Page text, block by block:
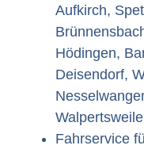
Aufkirch,
Hödingen,
Deisendorf,
Fahrservice